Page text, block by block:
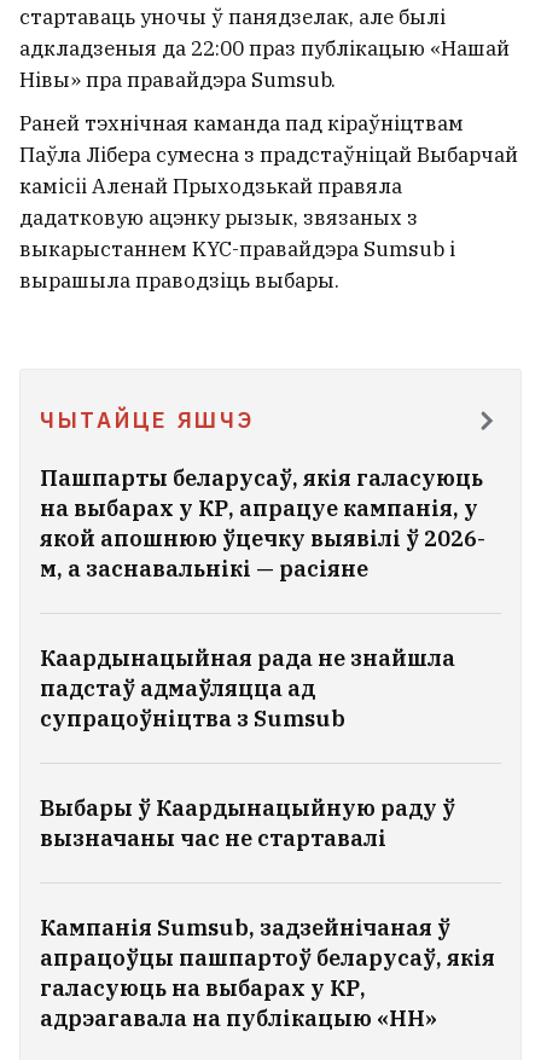
стартаваць уночы ў панядзелак, але былі
адкладзеныя да 22:00 праз публікацыю «Нашай
Нівы» пра правайдэра Sumsub.
Раней тэхнічная каманда пад кіраўніцтвам
Паўла Лібера сумесна з прадстаўніцай Выбарчай
камісіі Аленай Прыходзькай правяла
дадатковую ацэнку рызык, звязаных з
выкарыстаннем KYC-правайдэра Sumsub і
вырашыла праводзіць выбары.
ЧЫТАЙЦЕ ЯШЧЭ
Пашпарты беларусаў, якія галасуюць
на выбарах у КР, апрацуе кампанія, у
якой апошнюю ўцечку выявілі ў 2026-
м, а заснавальнікі — расіяне
Каардынацыйная рада не знайшла
падстаў адмаўляцца ад
супрацоўніцтва з Sumsub
Выбары ў Каардынацыйную раду ў
вызначаны час не стартавалі
Кампанія Sumsub, задзейнічаная ў
апрацоўцы пашпартоў беларусаў, якія
галасуюць на выбарах у КР,
адрэагавала на публікацыю «НН»
— ехала на самакаце па Варшаве,
калі насустрач вылецела аўто
года: Не шукайце лжывых версій мінулага
У Кобрыне адбылася аварыя з удзелам
двух міліцэйскіх аўто ФОТЫ
13